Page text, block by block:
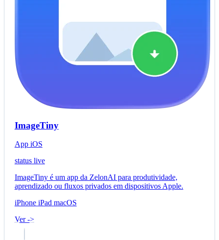
ImageTiny
App iOS
status live
ImageTiny é um app da ZelonAI para produtividade,
aprendizado ou fluxos privados em dispositivos Apple.
iPhone iPad macOS
Ver ->